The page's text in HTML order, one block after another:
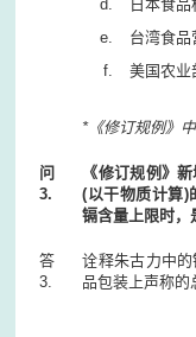
日本食品
台湾食品
美国农业
*《修订规例》
问
3.
《修订规例》
(以干物质计算)
镉含量上限时，
答
3.
诠释朱古力中
品包装上声称的